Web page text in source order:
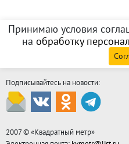
Принимаю условия
на обработку
Подписывайтесь на новости:
2007 © «Квадратный метр»